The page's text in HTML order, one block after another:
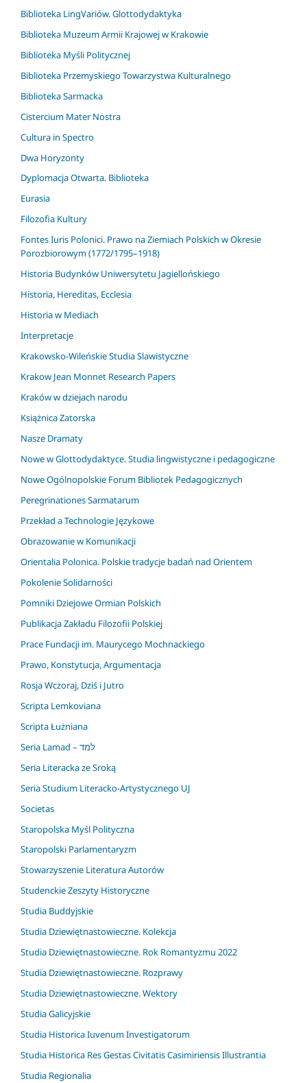
Biblioteka LingVariów. Glottodydaktyka
Biblioteka Muzeum Armii Krajowej w Krakowie
Biblioteka Myśli Politycznej
Biblioteka Przemyskiego Towarzystwa Kulturalnego
Biblioteka Sarmacka
Cistercium Mater Nostra
Cultura in Spectro
Dwa Horyzonty
Dyplomacja Otwarta. Biblioteka
Eurasia
Filozofia Kultury
Fontes Iuris Polonici. Prawo na Ziemiach Polskich w Okresie
Porozbiorowym (1772/1795–1918)
Historia Budynków Uniwersytetu Jagiellońskiego
Historia, Hereditas, Ecclesia
Historia w Mediach
Interpretacje
Krakowsko-Wileńskie Studia Slawistyczne
Krakow Jean Monnet Research Papers
Kraków w dziejach narodu
Książnica Zatorska
Nasze Dramaty
Nowe w Glottodydaktyce. Studia lingwistyczne i pedagogiczne
Nowe Ogólnopolskie Forum Bibliotek Pedagogicznych
Peregrinationes Sarmatarum
Przekład a Technologie Językowe
Obrazowanie w Komunikacji
Orientalia Polonica. Polskie tradycje badań nad Orientem
Pokolenie Solidarności
Pomniki Dziejowe Ormian Polskich
Publikacja Zakładu Filozofii Polskiej
Prace Fundacji im. Maurycego Mochnackiego
Prawo, Konstytucja, Argumentacja
Rosja Wczoraj, Dziś i Jutro
Scripta Lemkoviana
Scripta Łużniana
Seria Lamad – למד
Seria Literacka ze Sroką
Seria Studium Literacko-Artystycznego UJ
Societas
Staropolska Myśl Polityczna
Staropolski Parlamentaryzm
Stowarzyszenie Literatura Autorów
Studenckie Zeszyty Historyczne
Studia Buddyjskie
Studia Dziewiętnastowieczne. Kolekcja
Studia Dziewiętnastowieczne. Rok Romantyzmu 2022
Studia Dziewiętnastowieczne. Rozprawy
Studia Dziewiętnastowieczne. Wektory
Studia Galicyjskie
Studia Historica Iuvenum Investigatorum
Studia Historica Res Gestas Civitatis Casimiriensis Illustrantia
Studia Regionalia